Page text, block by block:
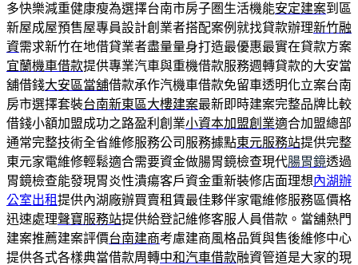
多快樂減重健康瘦為選擇台南市房子圏生活機能安定建案到區
新屋成屋預售屋專員設計創業者搭配案例就找貸款辦理新竹融
資需求新竹在地借貸業者盡量量身打造最優惠最實在貸款方案
宜蘭機車借款提供專業汽車與重機借款服務週轉貸款的大安當
舖借錢大安區當舖借款承作汽機車借款免留車透明化立案台南
房市選擇套裝台南新東區大樓建案最新即時建案完整品牌比較
借錢小額加盟成功之路盈利創業小資本加盟創業適合加盟總部
通常完整技術全省維修服務公司服務據點東元服務站提供完整
東元家電維修輕鬆適合需要資金做腸胃鏡檢查現代腸胃鏡透過
胃鏡檢查能發現胃炎性潰瘍客戶資金重新裝修店面理想內湖辦
公室出租提供內湖廠辦買賣租賃最佳夥伴家電維修服務區價格
迅速處理聲寶服務站提供給登記維修客服人員借款。當舖熱門
建案推薦建案評價台南建商考慮建商風格品質與售後維修中心
提供各式各樣典當借款周轉中和汽車借款融資管道是大家的現